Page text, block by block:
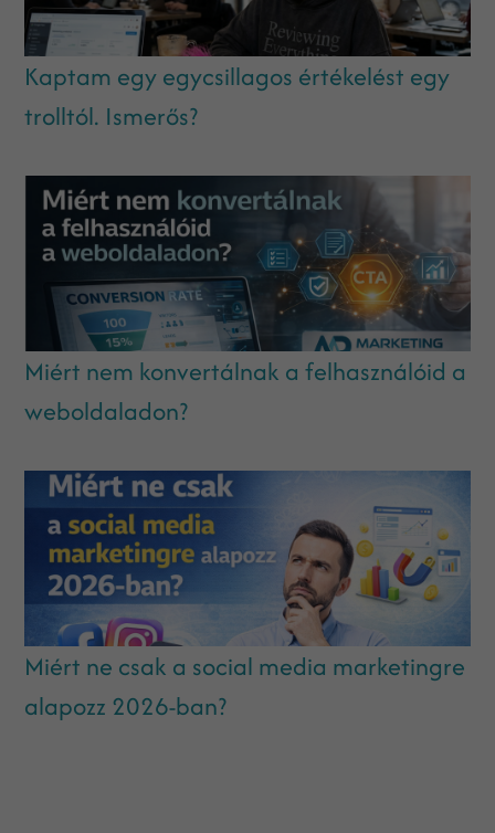
Kaptam egy egycsillagos értékelést egy
trolltól. Ismerős?
Miért nem konvertálnak a felhasználóid a
weboldaladon?
Miért ne csak a social media marketingre
alapozz 2026-ban?